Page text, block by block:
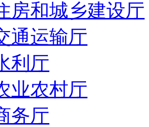
房和城乡建设厅
通运输厅
利厅
业农村厅
务厅